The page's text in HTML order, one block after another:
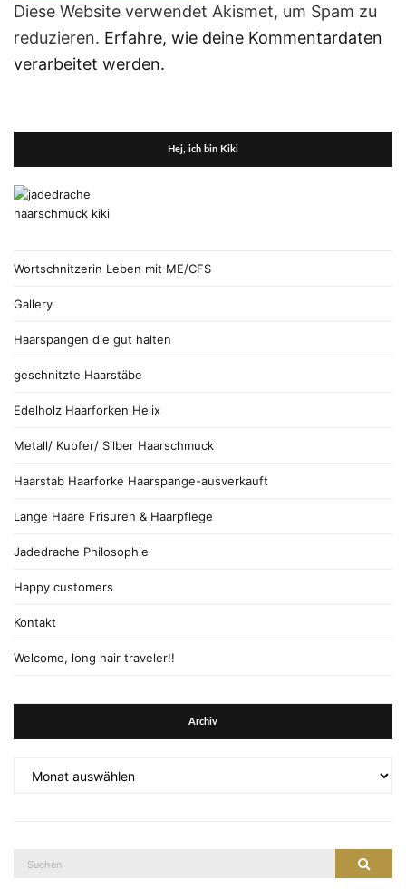
Diese Website verwendet Akismet, um Spam zu
reduzieren. Erfahre, wie deine Kommentardaten
verarbeitet werden.
Hej, ich bin Kiki
Wortschnitzerin Leben mit ME/CFS
Gallery
Haarspangen die gut halten
geschnitzte Haarstäbe
Edelholz Haarforken Helix
Metall/ Kupfer/ Silber Haarschmuck
Haarstab Haarforke Haarspange-ausverkauft
Lange Haare Frisuren & Haarpflege
Jadedrache Philosophie
Happy customers
Kontakt
Welcome, long hair traveler!!
Archiv